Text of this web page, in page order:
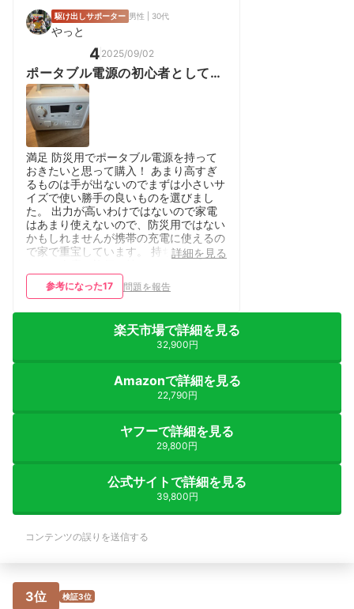
駆け出しサポーター 男性 | 30代
やっと
4 2025/09/02
ポータブル電源の初心者としては
大満足！
満足 防災用でポータブル電源を持って
おきたいと思って購入！ あまり高すぎ
るものは手が出ないのでまずは小さいサ
イズで使い勝手の良いものを選びまし
た。 出力が高いわけではないので家電
はあまり使えないので、防災用ではない
かもしれませんが携帯の充電に使えるの
で家で重宝しています。 持ち運びも楽
ます！
詳細を見る
参考になった17 問題を報告
楽天市場で詳細を見る
32,900円
Amazonで詳細を見る
22,790円
ヤフーで詳細を見る
29,800円
公式サイトで詳細を見る
39,800円
コンテンツの誤りを送信する
3位 検証3位